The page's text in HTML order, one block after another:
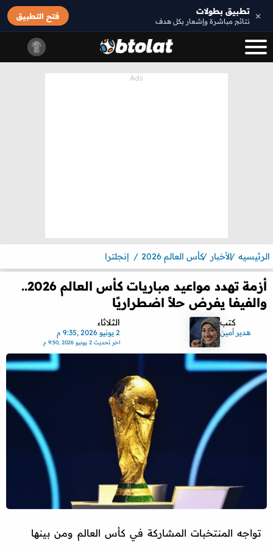
× تطبيق بطولات
نتائج مباشرة وإشعار بكل هدف
فتح التطبيق
الرئيسيه الأخبار كأس العالم 2026 إنجلترا
أزمة تهدد مواعيد مباريات كأس العالم 2026..
والفيفا يفرض حلاً اضطراريًا
كتب
هدير أمين
الثلاثاء
2 يونيو 2026 ,9:35 م
اخر تحديث2 يونيو 2026 ,9:50 م
تواجه المنتخبات المشاركة في كأس العالم ومن بينها